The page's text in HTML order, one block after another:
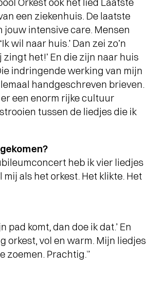
ACTEUR VINCENT
OVER GUNDHI
een ziekenhuis. De laatste
intensive care. Mensen
wil naar huis.’ Dan zei zo’n
zingt het!’ En die zijn naar huis
indringende werking van mijn
handgeschreven brieven.
een enorm rijke cultuur
tussen de liedjes die ik
heb ik vier liedjes
als het orkest. Het klikte. Het
pad komt, dan doe ik dat.’ En
orkest, vol en warm. Mijn liedjes
zoemen. Prachtig.”